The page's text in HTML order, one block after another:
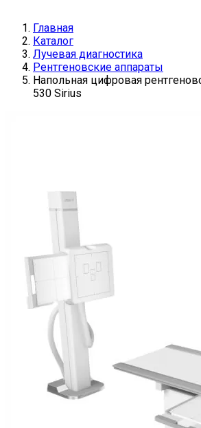
Главная
Каталог
Лучевая диагностика
Рентгеновские аппараты
Напольная цифровая
530 Sirius